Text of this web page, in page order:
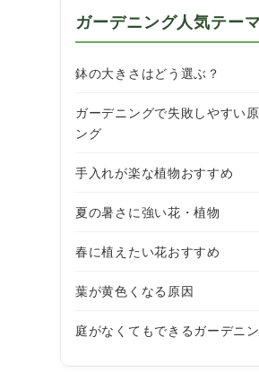
ガーデニング人気テー
鉢の大きさはどう選ぶ？
ガーデニングで失敗しやすい
ング
手入れが楽な植物おすすめ
夏の暑さに強い花・植物
春に植えたい花おすすめ
葉が黄色くなる原因
庭がなくてもできるガーデニ